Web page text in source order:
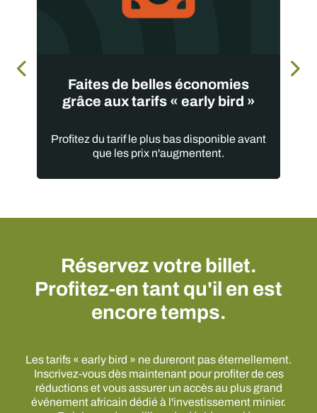
Faites de belles économies
grâce aux tarifs « early bird »
Profitez du tarif le plus bas disponible avant
que les prix n'augmentent.
Réservez votre billet.
Profitez-en tant qu'il en est
encore temps.
Les tarifs « early bird » ne dureront pas éternellement.
Inscrivez-vous dès maintenant pour profiter de ces
réductions et vous assurer un accès au plus grand
événement africain dédié à l'investissement minier.